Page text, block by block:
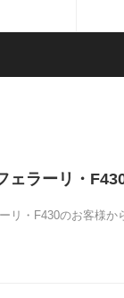
ェラーリ・
リ・F430のお客様